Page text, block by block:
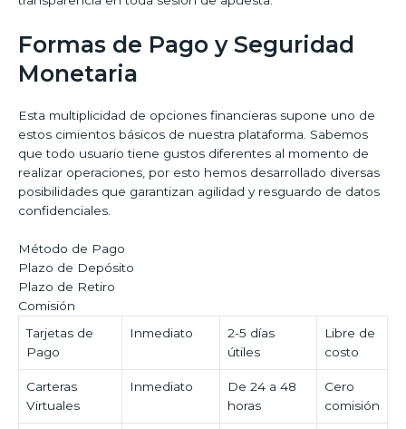
Formas de Pago y Seguridad
Monetaria
Esta multiplicidad de opciones financieras supone uno de
estos cimientos básicos de nuestra plataforma. Sabemos
que todo usuario tiene gustos diferentes al momento de
realizar operaciones, por esto hemos desarrollado diversas
posibilidades que garantizan agilidad y resguardo de datos
confidenciales.
Método de Pago
Plazo de Depósito
Plazo de Retiro
Comisión
Tarjetas de
Pago
Inmediato
2-5 días
útiles
Libre de
costo
Carteras
Virtuales
Inmediato
De 24 a 48
horas
Cero
comisión